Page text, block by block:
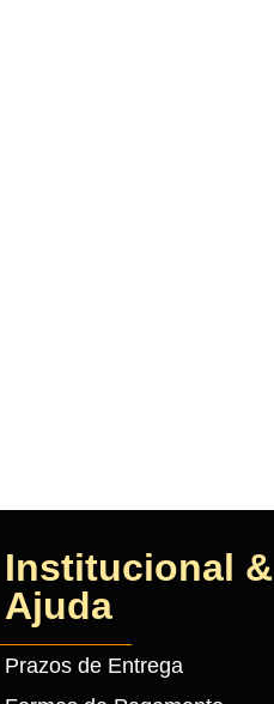
Institucional &
Ajuda
Prazos de Entrega